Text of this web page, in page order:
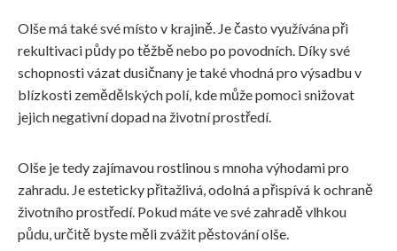
Olše má také své místo v krajině. Je často využívána při
rekultivaci půdy po těžbě nebo po povodních. Díky své
schopnosti vázat dusičnany je také vhodná pro výsadbu v
blízkosti zemědělských polí, kde může pomoci snižovat
jejich negativní dopad na životní prostředí.
Olše je tedy zajímavou rostlinou s mnoha výhodami pro
zahradu. Je esteticky přitažlivá, odolná a přispívá k ochraně
životního prostředí. Pokud máte ve své zahradě vlhkou
půdu, určitě byste měli zvážit pěstování olše.